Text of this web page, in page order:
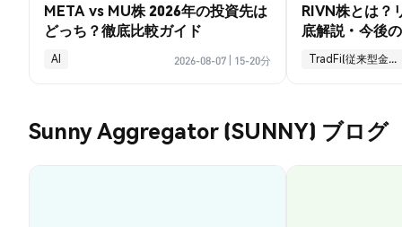
META vs MU株 2026年の投資先は
どっち？徹底比較ガイド
AI 2026-08-07 15-20分
RIVN株とは？
底解説・今後
TradFi(従来型金融)
Sunny Aggregator (SUNNY) ブログ